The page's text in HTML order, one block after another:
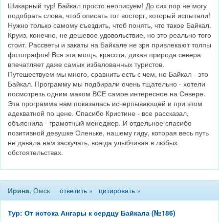
Шикарный тур! Байкал просто неописуем! До сих пор не могу
подобрать слова, чтоб описать тот восторг, который испытали!
Нужно только самому съездить, чтоб понять, что такое Байкал.
Круиз, конечно, не дешевое удовольствие, но это реально того
стоит. Рассветы и закаты на Байкале не зря привлекают толпы
фотографов! Вся эта мощь, красота, дикая природа севера
впечатляет даже самых избалованных туристов.
Путешествуем мы много, сравнить есть с чем, но Байкал - это
Байкал. Программу мы подбирали очень тщательно - хотели
посмотреть одним махом ВСЕ самое интересное на Севере.
Эта программа нам показалась исчерпывающей и при этом
адекватной по цене. Спасибо Кристине - все рассказал,
объяснила - грамотный менеджер. И отдельное спасибо
позитивной девушке Оленьке, нашему гиду, которая весь путь
не давала нам заскучать, всегда улыбчивая в любых
обстоятельствах.
Ирина, Омск ответить » цитировать »
Тур: От истока Ангары к сердцу Байкала (№186)